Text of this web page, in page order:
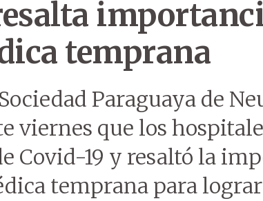
temprana
Paraguaya de
viernes que los
Covid-19 y resaltó la
temprana para